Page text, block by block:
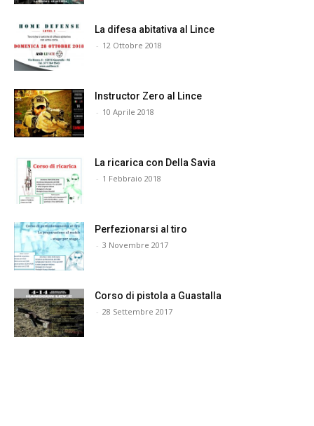
La difesa abitativa al Lince
- 12 Ottobre 2018
Instructor Zero al Lince
- 10 Aprile 2018
La ricarica con Della Savia
- 1 Febbraio 2018
Perfezionarsi al tiro
- 3 Novembre 2017
Corso di pistola a Guastalla
- 28 Settembre 2017